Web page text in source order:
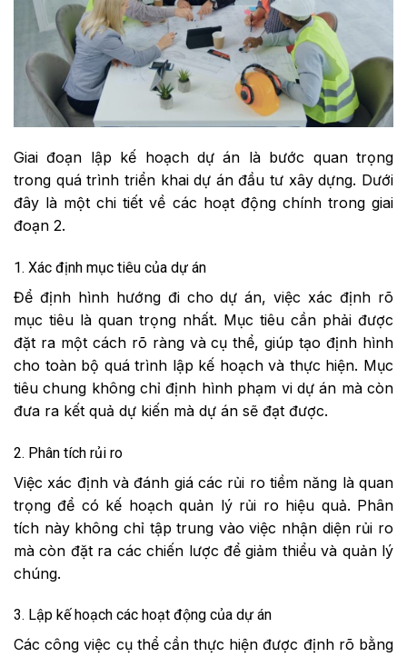
Giai đoạn lập kế hoạch dự án là bước quan trọng
trong quá trình triển khai dự án đầu tư xây dựng. Dưới
đây là một chi tiết về các hoạt động chính trong giai
đoạn 2.
1. Xác định mục tiêu của dự án
Để định hình hướng đi cho dự án, việc xác định rõ
mục tiêu là quan trọng nhất. Mục tiêu cần phải được
đặt ra một cách rõ ràng và cụ thể, giúp tạo định hình
cho toàn bộ quá trình lập kế hoạch và thực hiện. Mục
tiêu chung không chỉ định hình phạm vi dự án mà còn
đưa ra kết quả dự kiến mà dự án sẽ đạt được.
2. Phân tích rủi ro
Việc xác định và đánh giá các rủi ro tiềm năng là quan
trọng để có kế hoạch quản lý rủi ro hiệu quả. Phân
tích này không chỉ tập trung vào việc nhận diện rủi ro
mà còn đặt ra các chiến lược để giảm thiểu và quản lý
chúng.
3. Lập kế hoạch các hoạt động của dự án
Các công việc cụ thể cần thực hiện được định rõ bằng